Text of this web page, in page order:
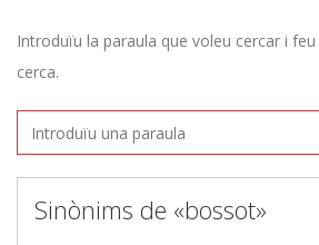
Introduïu la paraula que voleu cercar i
cerca.
Sinònims de «bossot»